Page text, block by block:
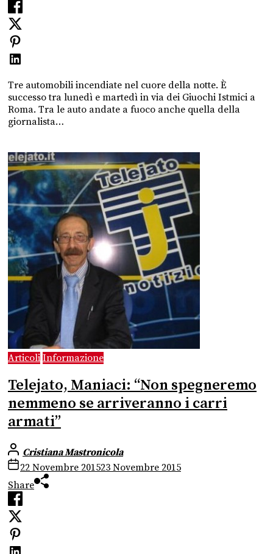
Tre automobili incendiate nel cuore della notte. È
successo tra lunedì e martedì in via dei Giuochi Istmici a
Roma. Tra le auto andate a fuoco anche quella della
giornalista…
Articoli Informazione
Telejato, Maniaci: “Non spegneremo
nemmeno se arriveranno i carri
armati”
Cristiana Mastronicola
22 Novembre 201523 Novembre 2015
Share